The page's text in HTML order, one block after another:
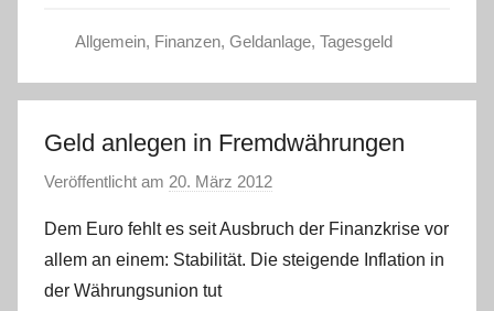
Allgemein, Finanzen, Geldanlage, Tagesgeld
Geld anlegen in Fremdwährungen
Veröffentlicht am 20. März 2012
n
C
Dem Euro fehlt es seit Ausbruch der Finanzkrise vor
allem an einem: Stabilität. Die steigende Inflation in
der Währungsunion tut